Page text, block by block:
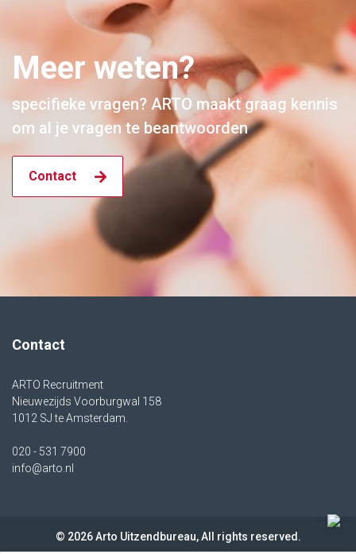
Meer weten?
specifieke vragen? ARTO maakt graag kennis
om al je vragen te beantwoorden
Contact
Contact
ARTO Recruitment
Nieuwezijds Voorburgwal 158
1012 SJ te Amsterdam.
020 - 531 7900
info@arto.nl
© 2026 Arto Uitzendbureau, All rights reserved.